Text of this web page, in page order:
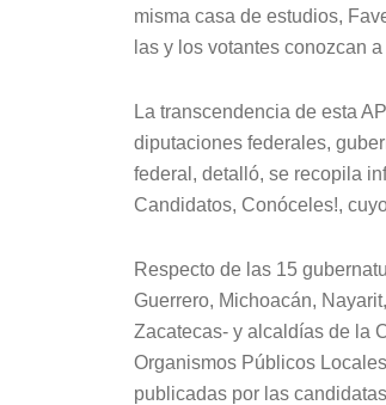
misma casa de estudios,
las y los votantes conozcan
La transcendencia de esta
diputaciones federales,
federal, detalló, se recopila
Candidatos, Conóceles!,
Respecto de las 15
Guerrero, Michoacán,
Zacatecas- y alcaldías de la
Organismos Públicos
publicadas por las